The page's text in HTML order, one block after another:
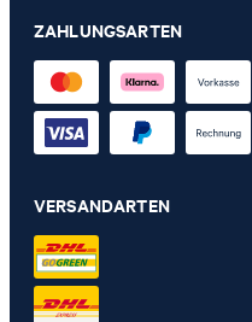
ZAHLUNGSARTEN
VERSANDARTEN